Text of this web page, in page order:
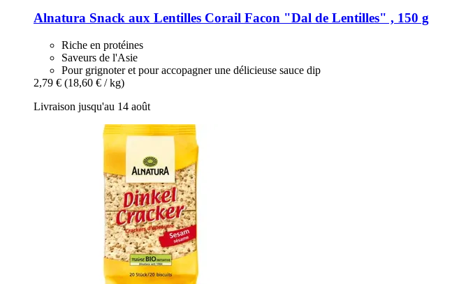
Alnatura Snack aux Lentilles Corail Facon "Dal de Lentilles" , 150 g
Riche en protéines
Saveurs de l'Asie
Pour grignoter et pour accopagner une délicieuse sauce dip
2,79 € (18,60 € / kg)
Livraison jusqu'au 14 août